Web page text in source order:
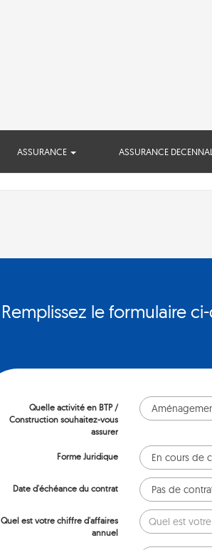
ASSURANCE ASSURANCE
Remplissez le formulaire
Quelle activité en BTP /
Construction souhaitez-vous
assurer
Forme Juridique
Date d'échéance du contrat
Quel est votre chiffre d'affaires
annuel